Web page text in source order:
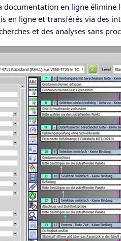
en ligne élimine
en ligne et transférés via des
et des analyses sans